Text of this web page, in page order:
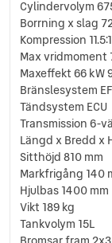
Cylindervolym
Borrning x slag
Kompression 11.5:1
Max vridmoment
Maxeffekt 66 kW
Bränslesystem
Tändsystem ECU
Transmission 6-
Längd x Bredd x
Sitthöjd 810 mm
Markfrigång 140
Hjulbas 1400 mm
Vikt 189 kg
Tankvolym 15L